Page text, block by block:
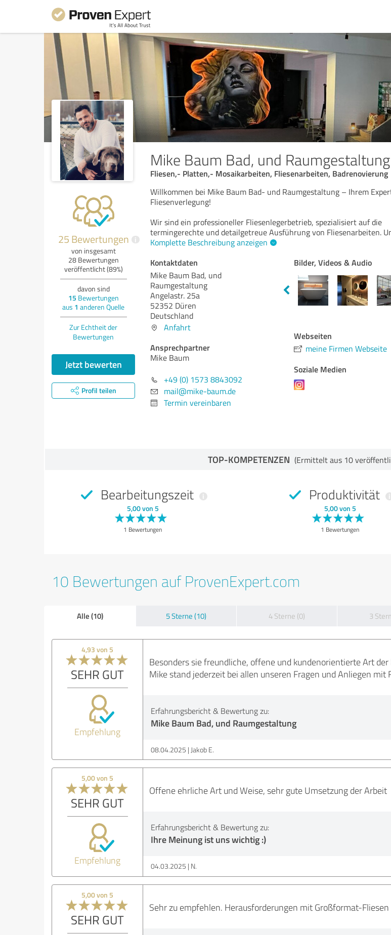
Mike Baum Bad, und Raumgestaltung
Fliesen,- Platten,- Mosaikarbeiten, Fliesenarbeiten, Badrenovierung
25 Bewertungen i
von insgesamt
28 Bewertungen
veröffentlicht (89%)
davon sind
15 Bewertungen
aus 1 anderen Quelle
Zur Echtheit der
Bewertungen
Jetzt bewerten
Profil teilen
Willkommen bei Mike Baum Bad- und Raumgestaltung – Ihrem
Fliesenverlegung!
Wir sind ein professioneller Fliesenlegerbetrieb, spezialisiert auf die
termingerechte und detailgetreue Ausführung von Fliesenarbeiten.
Komplette Beschreibung anzeigen
Kontaktdaten
Mike Baum Bad, und
Raumgestaltung
Angelastr. 25a
52352 Düren
Deutschland
Anfahrt
Ansprechpartner
Mike Baum
+49 (0) 1573 8843092
mail@mike-baum.de
Termin vereinbaren
Bilder, Videos & Audio
Webseiten
meine Firmen Webseite
Soziale Medien
TOP-KOMPETENZEN (Ermittelt aus 10
Bearbeitungszeit
5,00 von 5
1 Bewertungen
Produktivität
5,00 von 5
1 Bewertungen
10 Bewertungen auf ProvenExpert.com
Alle (10) 5 Sterne (10) 4 Sterne (0) 3
4,93 von 5
SEHR GUT
Empfehlung
Besonders sie freundliche, offene und kundenorientierte Art
Mike stand jederzeit bei allen unseren Fragen und Anliegen mit
Erfahrungsbericht & Bewertung zu:
Mike Baum Bad, und Raumgestaltung
08.04.2025 Jakob E.
5,00 von 5
SEHR GUT
Empfehlung
Offene ehrliche Art und Weise, sehr gute Umsetzung der Arbeit
Erfahrungsbericht & Bewertung zu:
Ihre Meinung ist uns wichtig :)
04.03.2025 N.
5,00 von 5
SEHR GUT
Sehr zu empfehlen. Herausforderungen mit Großformat-